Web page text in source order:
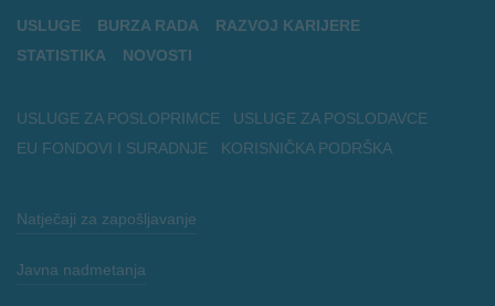
USLUGE BURZA RADA
RAZVOJ KARIJERE
STATISTIKA
NOVOSTI
USLUGE ZA POSLOPRIMCE
USLUGE ZA POSLODAVCE
EU FONDOVI I SURADNJE
KORISNIČKA PODRŠKA
Natječaji za zapošljavanje
Javna nadmetanja